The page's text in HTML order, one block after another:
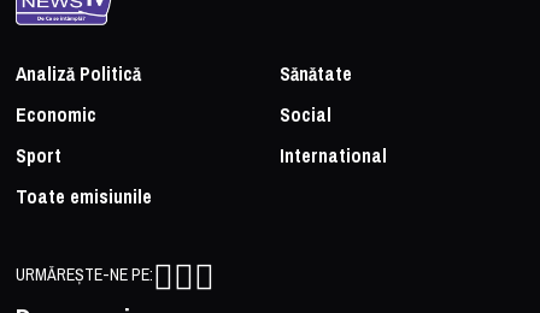
Analiză Politică
Sănătate
Economic
Social
Sport
International
Toate emisiunile
URMĂREȘTE-NE PE: